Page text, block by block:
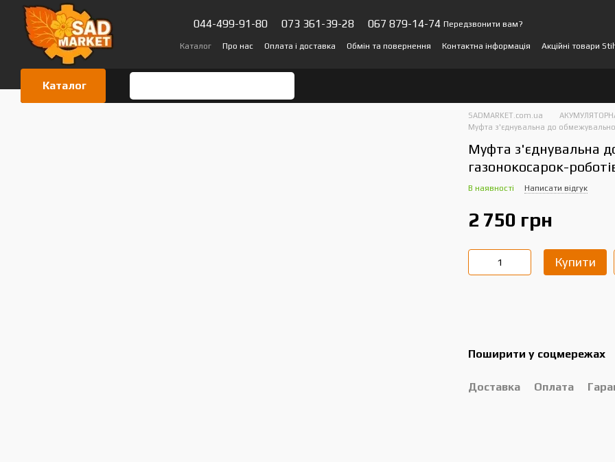
Перейти до основного контенту
044-499-91-80 073 361-39-28 067 879-14-74 Передзвонити вам?
Каталог Про нас Оплата і доставка Обмін та повернення Контактна інформація
Акційні товари
Каталог
SADMARKET.com.ua
Муфта з'єднувальна до
Муфта з'єднувальна
газонокосарок-
В наявності Написати відгук
2 750 грн
Купити
Поширити у соцмережах
Доставка Оплата